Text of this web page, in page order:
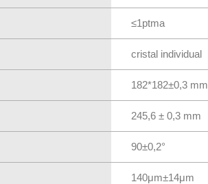
≤1ptma
cristal individual
182*182±0,3 mm
245,6 ± 0,3 mm
90±0,2°
140μm±14μm